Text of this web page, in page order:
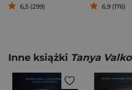
6,5 (299) 6,9 (176)
Inne książki Tanya Valko